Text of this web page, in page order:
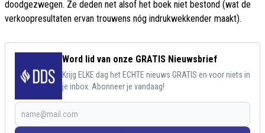
doodgezwegen. Ze deden net alsof het boek niet bestond (wat de
verkoopresultaten ervan trouwens nóg indrukwekkender maakt).
Word lid van onze GRATIS Nieuwsbrief
Krijg ELKE dag het ECHTE nieuws GRATIS en voor niets in
je inbox. Abonneer je vandaag!